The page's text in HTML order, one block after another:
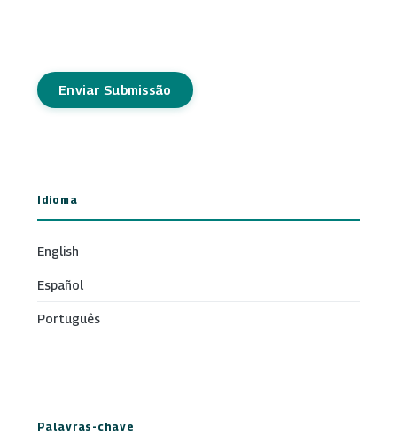
Enviar Submissão
Idioma
English
Español
Português
Palavras-chave